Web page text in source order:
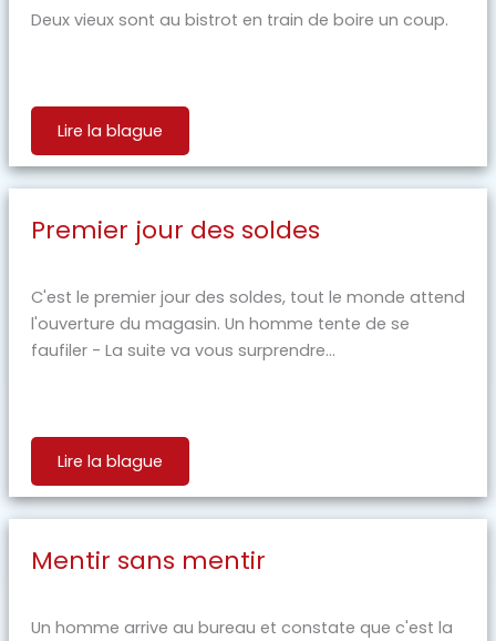
Deux vieux sont au bistrot en train de boire un coup.
Lire la blague
Premier jour des soldes
C'est le premier jour des soldes, tout le monde attend
l'ouverture du magasin. Un homme tente de se
faufiler - La suite va vous surprendre...
Lire la blague
Mentir sans mentir
Un homme arrive au bureau et constate que c'est la